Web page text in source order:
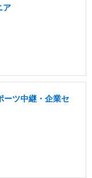
ア
ーツ中継・企業セ